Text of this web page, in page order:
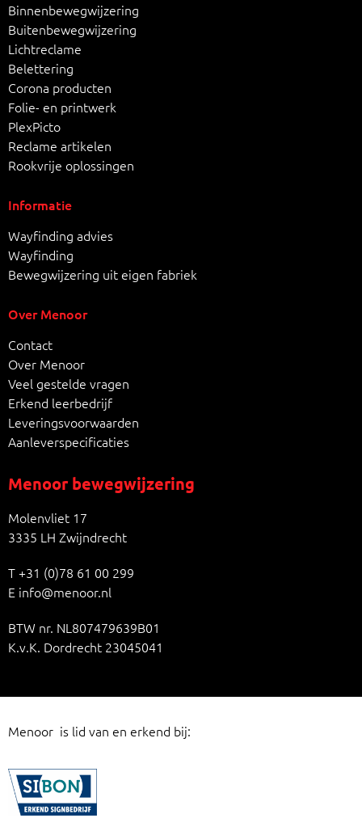
Binnenbewegwijzering
Buitenbewegwijzering
Lichtreclame
Belettering
Corona producten
Folie- en printwerk
PlexPicto
Reclame artikelen
Rookvrije oplossingen
Informatie
Wayfinding advies
Wayfinding
Bewegwijzering uit eigen fabriek
Over Menoor
Contact
Over Menoor
Veel gestelde vragen
Erkend leerbedrijf
Leveringsvoorwaarden
Aanleverspecificaties
Menoor bewegwijzering
Molenvliet 17
3335 LH Zwijndrecht
T+31 (0)78 61 00 299
E info@menoor.nl
BTW nr. NL807479639B01
K.v.K. Dordrecht 23045041
Menoor is lid van en erkend bij: